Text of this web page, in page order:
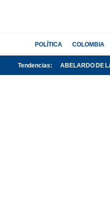
POLÍTICA COLOMBIA
Tendencias: ABELARDO DE